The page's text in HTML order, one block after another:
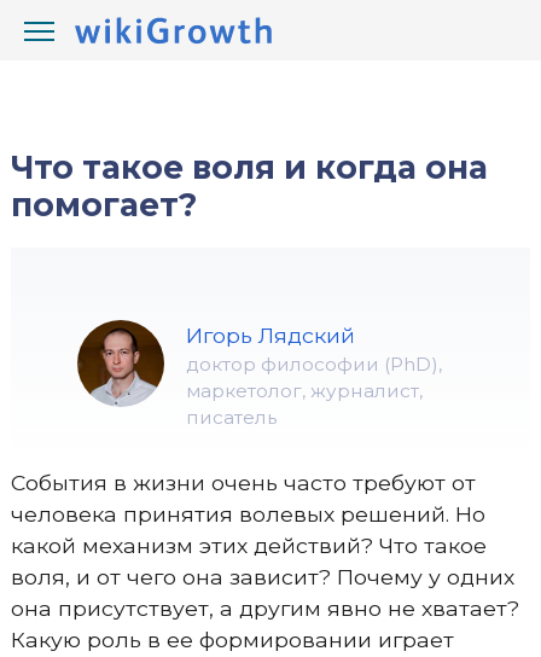
wikiGrowth.com / Развитие /
Что такое воля и когда она
помогает?
Игорь Лядский
доктор философии (PhD),
маркетолог, журналист,
писатель
События в жизни очень часто требуют от
человека принятия волевых решений. Но
какой механизм этих действий? Что такое
воля, и от чего она зависит? Почему у одних
она присутствует, а другим явно не хватает?
Какую роль в ее формировании играет